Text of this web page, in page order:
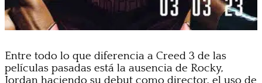
Entre todo lo que diferencia a Creed 3 de las
películas pasadas está la ausencia de Rocky,
Jordan haciendo su debut como director, el uso de